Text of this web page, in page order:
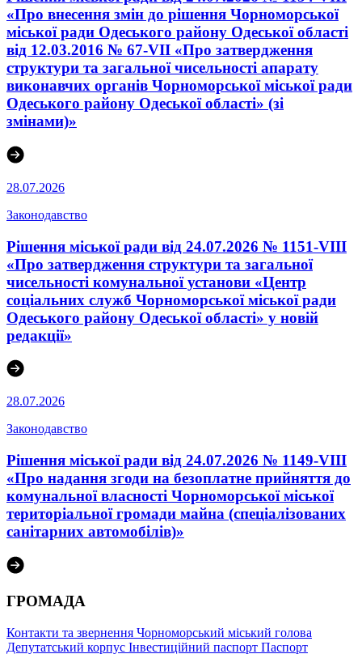
«Про внесення змін до рішення Чорноморської
міської ради Одеського району Одеської області
від 12.03.2016 № 67-VІI «Про затвердження
структури та загальної чисельності апарату
виконавчих органів Чорноморської міської ради
Одеського району Одеської області» (зі
змінами)»
28.07.2026
Законодавство
Рішення міської ради від 24.07.2026 № 1151-VIII
«Про затвердження структури та загальної
чисельності комунальної установи «Центр
соціальних служб Чорноморської міської ради
Одеського району Одеської області» у новій
редакції»
28.07.2026
Законодавство
Рішення міської ради від 24.07.2026 № 1149-VIII
«Про надання згоди на безоплатне прийняття до
комунальної власності Чорноморської міської
територіальної громади майна (спеціалізованих
санітарних автомобілів)»
ГРОМАДА
Контакти та звернення Чорноморський міський голова
Депутатський корпус Інвестиційний паспорт Паспорт